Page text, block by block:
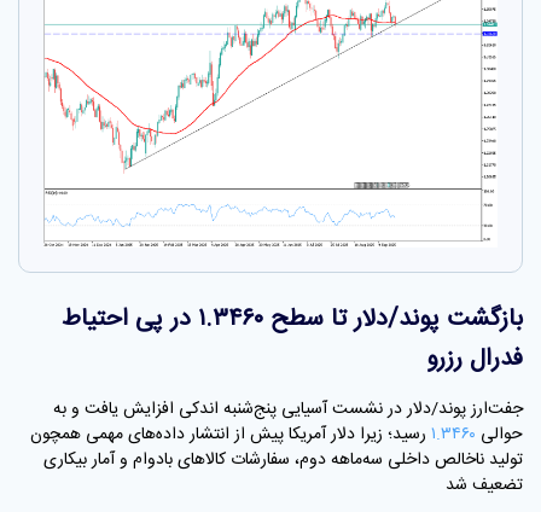
بازگشت پوند/دلار تا سطح ۱.۳۴۶۰ در پی احتیاط
فدرال رزرو
جفت‌ارز پوند/دلار در نشست آسیایی پنج‌شنبه اندکی افزایش یافت و به
حوالی ۱.۳۴۶۰ رسید؛ زیرا دلار آمریکا پیش از انتشار داده‌های مهمی همچون
تولید ناخالص داخلی سه‌ماهه دوم، سفارشات کالاهای بادوام و آمار بیکاری
تضعیف شد